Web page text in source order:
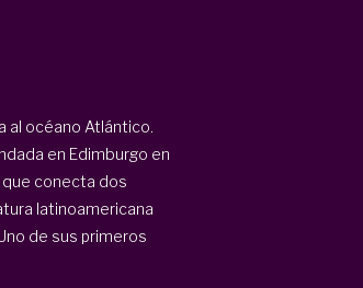
al océano Atlántico.
en Edimburgo en
que conecta dos
latinoamericana
de sus primeros